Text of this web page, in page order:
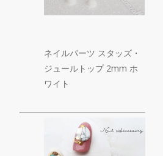
ネイルパーツ スタッズ・
ジュールトップ 2mm ホ
ワイト